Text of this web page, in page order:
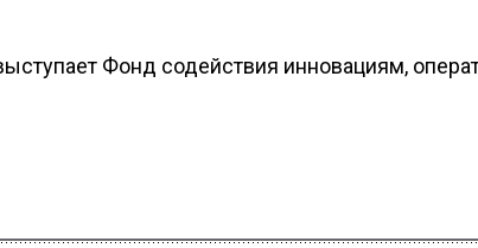
Фонд содействия инновациям,